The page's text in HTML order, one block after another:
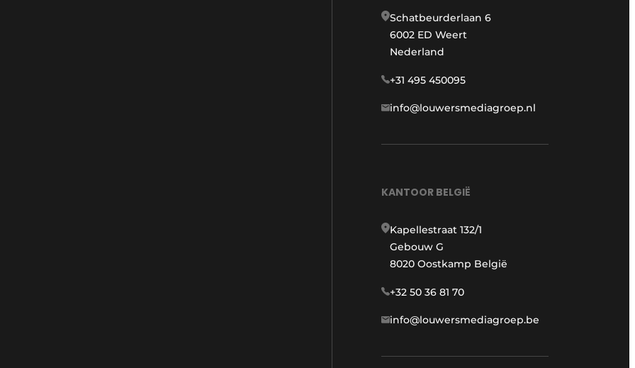
Schatbeurderlaan 6
6002 ED Weert
Nederland
+31 495 450095
info@louwersmediagroep.nl
KANTOOR BELGIË
Kapellestraat 132/1
Gebouw G
8020 Oostkamp België
+32 50 36 81 70
info@louwersmediagroep.be